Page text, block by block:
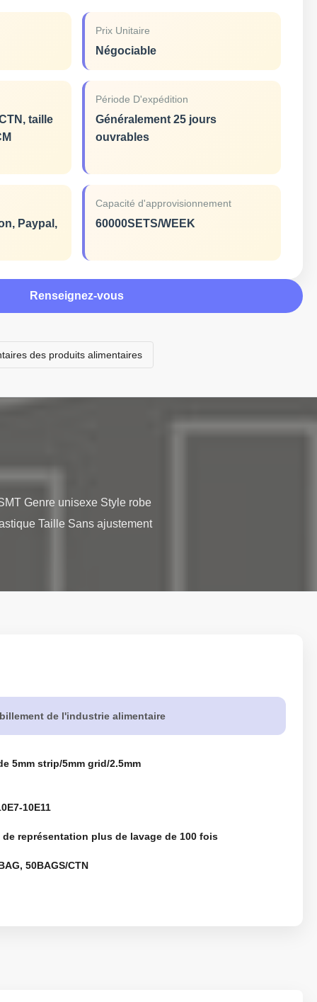
Prix Unitaire
Négociable
taille
Période D'expédition
Généralement 25 jours
ouvrables
Paypal,
Capacité d'approvisionnement
60000SETS/WEEK
Renseignez-vous
des produits alimentaires
Genre unisexe Style robe
Taille Sans ajustement
de l'industrie alimentaire
5mm strip/5mm grid/2.5mm
10E11
de représentation plus de lavage de 100 fois
50BAGS/CTN